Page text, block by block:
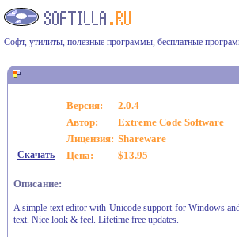
Софт, утилиты, полезные программы, бесплатные
Версия:
2.0.4
Автор:
Extreme Code Software
Лицензия: Shareware
Скачать Цена: $13.95
Описание:
A simple text editor with Unicode support for Windows
text. Nice look & feel. Lifetime free updates.